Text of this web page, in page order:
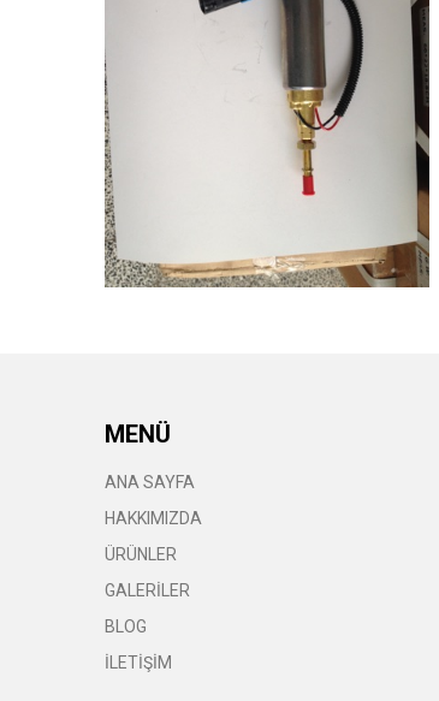
MENÜ
ANA SAYFA
HAKKIMIZDA
ÜRÜNLER
GALERİLER
BLOG
İLETİŞİM